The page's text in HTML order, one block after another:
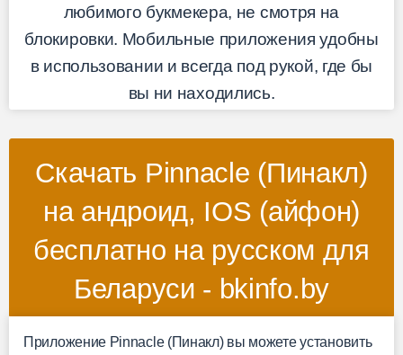
любимого букмекера, не смотря на
блокировки. Мобильные приложения удобны
в использовании и всегда под рукой, где бы
вы ни находились.
Скачать Pinnacle (Пинакл)
на андроид, IOS (айфон)
бесплатно на русском для
Беларуси - bkinfo.by
Приложение Pinnacle (Пинакл) вы можете установить